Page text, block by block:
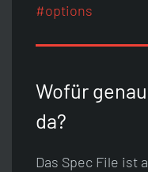
#options
Wofür
da?
Das Spec File ist